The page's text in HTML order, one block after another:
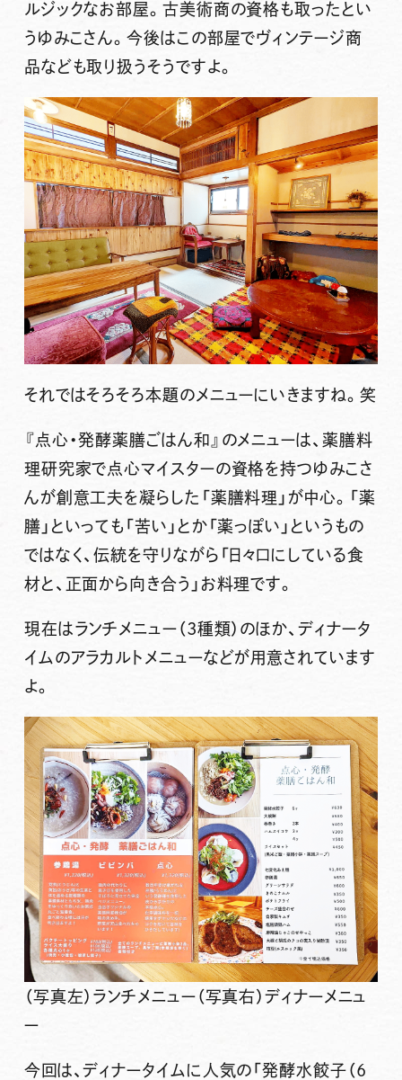
ルジックなお部屋。古美術商の資格も取ったとい
うゆみこさん。今後はこの部屋でヴィンテージ商
品なども取り扱うそうですよ。
それではそろそろ本題のメニューにいきますね。笑
『点心・発酵薬膳ごはん和』のメニューは、薬膳料
理研究家で点心マイスターの資格を持つゆみこさ
んが創意工夫を凝らした「薬膳料理」が中心。
「薬
膳」といっても「苦い」とか「薬っぽい」というもの
ではなく、伝統を守りながら「日々口にしている食
材と、正面から向き合う」お料理です。
現在はランチメニュー（3種類） のほか、 ディナータ
イムのアラカルトメニューなどが用意されています
よ。
（写真左）ランチメニュー（写真右）ディナーメニュ
ー
今回は、ディナータイムに人気の「発酵水餃子（6